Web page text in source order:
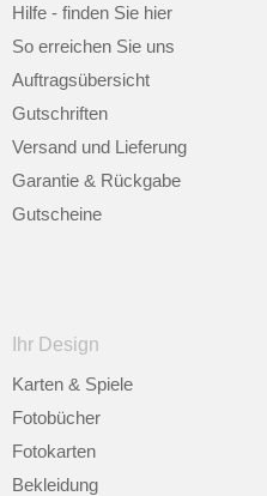
Hilfe - finden Sie hier
So erreichen Sie uns
Auftragsübersicht
Gutschriften
Versand und Lieferung
Garantie & Rückgabe
Gutscheine
Ihr Design
Karten & Spiele
Fotobücher
Fotokarten
Bekleidung